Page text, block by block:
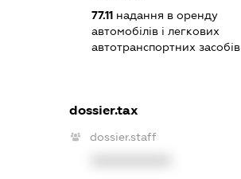
77.11надання в оренду
автомобілів і легкових
автотранспортних засобів
dossier.tax
dossier.staff